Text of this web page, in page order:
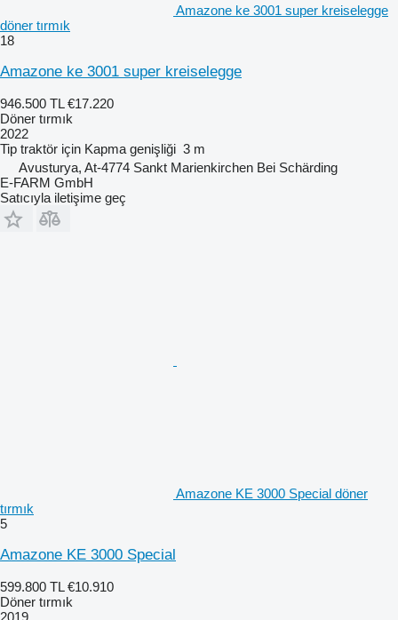
Amazone ke 3001 super kreiselegge
döner tırmık
18
Amazone ke 3001 super kreiselegge
946.500 TL €17.220
Döner tırmık
2022
Tip traktör için Kapma genişliği 3 m
Avusturya, At-4774 Sankt Marienkirchen Bei Schärding
E-FARM GmbH
Satıcıyla iletişime geç
Amazone KE 3000 Special döner
tırmık
5
Amazone KE 3000 Special
599.800 TL €10.910
Döner tırmık
2019